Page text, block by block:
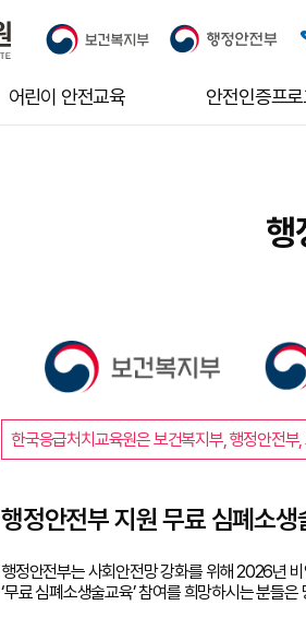
어린이 안전교육 안전인증프
행
한국응급처치교육원은 보건복지부, 행정안전부
행정안전부 지원 무료 심폐소생
행정안전부는 사회안전망 강화를 위해 2026년
‘무료 심폐소생술교육’ 참여를 희망하시는 분들